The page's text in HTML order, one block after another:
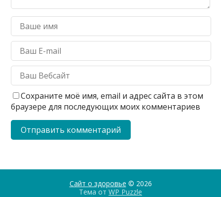
Сохраните моё имя, email и адрес сайта в этом
браузере для последующих моих комментариев
Сайт о здоровье © 2026
Тема от WP Puzzle